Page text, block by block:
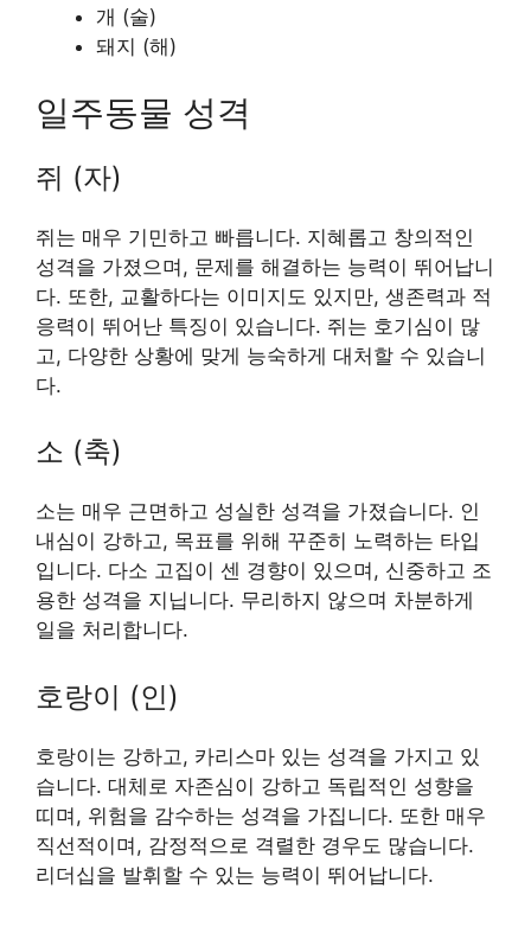
개 (술)
돼지 (해)
일주동물 성격
쥐 (자)
쥐는 매우 기민하고 빠릅니다. 지혜롭고 창의적인
성격을 가졌으며, 문제를 해결하는 능력이 뛰어납니
다. 또한, 교활하다는 이미지도 있지만, 생존력과 적
응력이 뛰어난 특징이 있습니다. 쥐는 호기심이 많
고, 다양한 상황에 맞게 능숙하게 대처할 수 있습니
다.
소 (축)
소는 매우 근면하고 성실한 성격을 가졌습니다. 인
내심이 강하고, 목표를 위해 꾸준히 노력하는 타입
입니다. 다소 고집이 센 경향이 있으며, 신중하고 조
용한 성격을 지닙니다. 무리하지 않으며 차분하게
일을 처리합니다.
호랑이 (인)
호랑이는 강하고, 카리스마 있는 성격을 가지고 있
습니다. 대체로 자존심이 강하고 독립적인 성향을
띠며, 위험을 감수하는 성격을 가집니다. 또한 매우
직선적이며, 감정적으로 격렬한 경우도 많습니다.
리더십을 발휘할 수 있는 능력이 뛰어납니다.